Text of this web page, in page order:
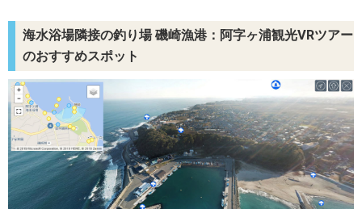
海水浴場隣接の釣り場 磯崎漁港：阿字ヶ浦観光VRツアー
のおすすめスポット